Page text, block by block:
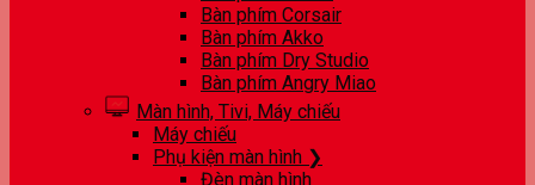
Bàn phím Corsair
Bàn phím Akko
Bàn phím Dry Studio
Bàn phím Angry Miao
Màn hình, Tivi, Máy chiếu
Máy chiếu
Phụ kiện màn hình ❯
Đèn màn hình